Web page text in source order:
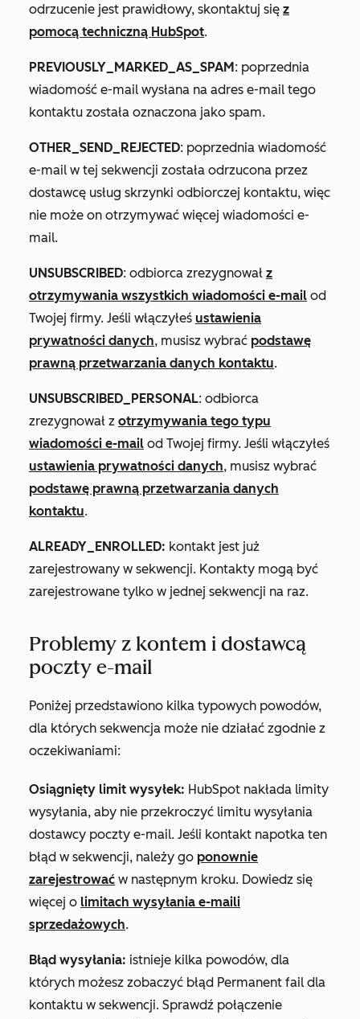
odrzucenie jest prawidłowy, skontaktuj się z
pomocą techniczną HubSpot.
PREVIOUSLY_MARKED_AS_SPAM: poprzednia
wiadomość e-mail wysłana na adres e-mail tego
kontaktu została oznaczona jako spam.
OTHER_SEND_REJECTED: poprzednia wiadomość
e-mail w tej sekwencji została odrzucona przez
dostawcę usług skrzynki odbiorczej kontaktu, więc
nie może on otrzymywać więcej wiadomości e-
mail.
UNSUBSCRIBED: odbiorca zrezygnował z
otrzymywania wszystkich wiadomości e-mail od
Twojej firmy. Jeśli włączyłeś ustawienia
prywatności danych, musisz wybrać podstawę
prawną przetwarzania danych kontaktu.
UNSUBSCRIBED_PERSONAL: odbiorca
zrezygnował z otrzymywania tego typu
wiadomości e-mail od Twojej firmy. Jeśli włączyłeś
ustawienia prywatności danych, musisz wybrać
podstawę prawną przetwarzania danych
kontaktu.
ALREADY_ENROLLED: kontakt jest już
zarejestrowany w sekwencji. Kontakty mogą być
zarejestrowane tylko w jednej sekwencji na raz.
Problemy z kontem i dostawcą
poczty e-mail
Poniżej przedstawiono kilka typowych powodów,
dla których sekwencja może nie działać zgodnie z
oczekiwaniami:
Osiągnięty limit wysyłek: HubSpot nakłada limity
wysyłania, aby nie przekroczyć limitu wysyłania
dostawcy poczty e-mail. Jeśli kontakt napotka ten
błąd w sekwencji, należy go ponownie
zarejestrować w następnym kroku. Dowiedz się
więcej o limitach wysyłania e-maili
sprzedażowych.
Błąd wysyłania: istnieje kilka powodów, dla
których możesz zobaczyć błąd Permanent fail dla
kontaktu w sekwencji. Sprawdź połączenie